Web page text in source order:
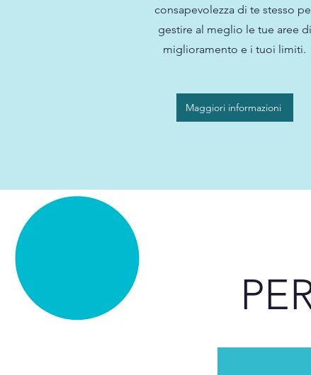
consapevolezza di te stesso
gestire al meglio le tue aree di
miglioramento e i tuoi limiti.
Maggiori informazioni